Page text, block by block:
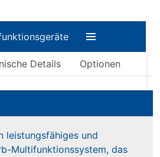
Details Optionen
leistungsfähiges und
Multifunktionssystem, das